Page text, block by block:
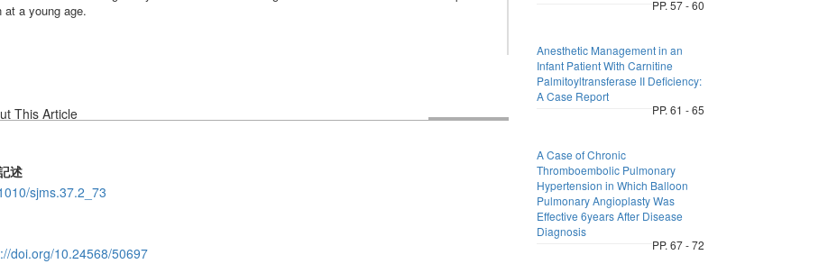
at a young age.
This Article
述
sjms.37.2_73
doi.org/10.24568/50697
PP. 57 - 60
Anesthetic Management in an
Infant Patient With Carnitine
Palmitoyltransferase II Deficiency:
A Case Report
PP. 61 - 65
A Case of Chronic
Thromboembolic Pulmonary
Hypertension in Which Balloon
Pulmonary Angioplasty Was
Effective 6years After Disease
Diagnosis
PP. 67 - 72